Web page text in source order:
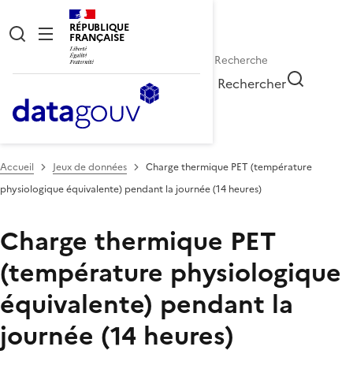
RÉPUBLIQUE
FRANÇAISE
Rechercher
Accueil Jeux de données
Charge thermique PET (température
physiologique équivalente) pendant la journée (14 heures)
Charge thermique PET
(température physiologique
équivalente) pendant la
journée (14 heures)